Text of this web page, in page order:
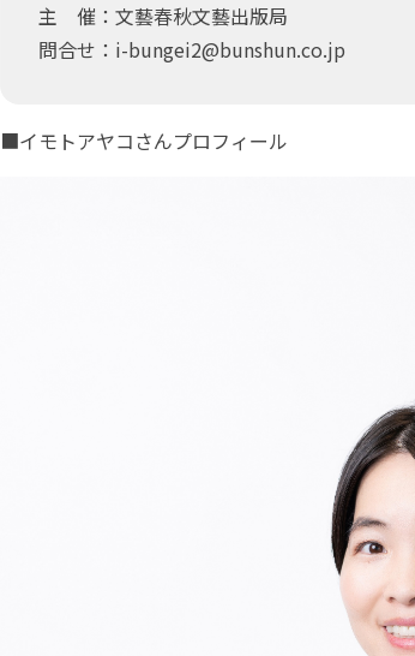
主 催：文藝春秋文藝出版局
問合せ：i-bungei2@bunshun.co.jp
■イモトアヤコさんプロフィール